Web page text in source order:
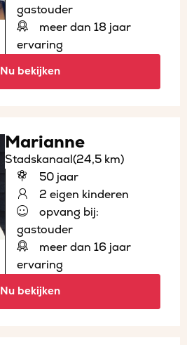
gastouder
meer dan 18 jaar
ervaring
Nu bekijken
Marianne
Stadskanaal(24,5 km)
50 jaar
2 eigen kinderen
opvang bij:
gastouder
meer dan 16 jaar
ervaring
Nu bekijken